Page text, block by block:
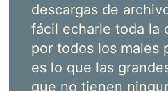
descargas de
fácil echarle toda la
por todos los males
es lo que las
que no tienen